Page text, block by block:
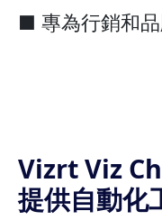
■ 專為行銷和
Vizrt Viz
提供自動化